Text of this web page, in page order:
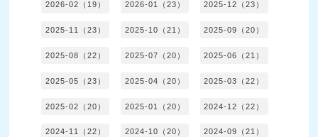
2026-02（19） 2026-01（23） 2025-12（23）
2025-11（23） 2025-10（21） 2025-09（20）
2025-08（22） 2025-07（20） 2025-06（21）
2025-05（23） 2025-04（20） 2025-03（22）
2025-02（20） 2025-01（20） 2024-12（22）
2024-11（22） 2024-10（20） 2024-09（21）